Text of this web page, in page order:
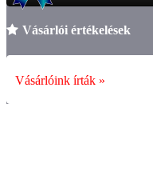
Vásárlói értékelések
Vásárlóink írták »